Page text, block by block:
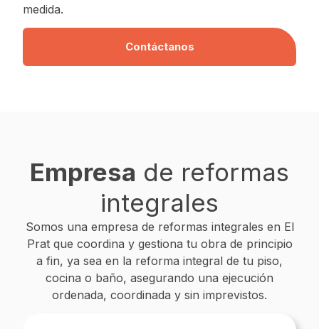
medida.
Contáctanos
Empresa de reformas
integrales
Somos una empresa de reformas integrales en El
Prat que coordina y gestiona tu obra de principio
a fin, ya sea en la reforma integral de tu piso,
cocina o baño, asegurando una ejecución
ordenada, coordinada y sin imprevistos.